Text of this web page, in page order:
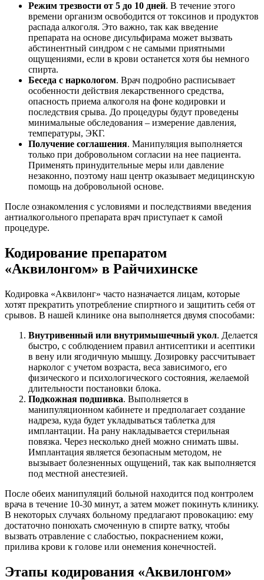
Режим трезвости от 5 до 10 дней. В течение этого
времени организм освободится от токсинов и продуктов
распада алкоголя. Это важно, так как введение
препарата на основе дисульфирама может вызвать
абстинентный синдром с не самыми приятными
ощущениями, если в крови останется хотя бы немного
спирта.
Беседа с наркологом. Врач подробно расписывает
особенности действия лекарственного средства,
опасность приема алкоголя на фоне кодировки и
последствия срыва. До процедуры будут проведены
минимальные обследования – измерение давления,
температуры, ЭКГ.
Получение соглашения. Манипуляция выполняется
только при добровольном согласии на нее пациента.
Применять принудительные меры или давление
незаконно, поэтому наш центр оказывает медицинскую
помощь на добровольной основе.
После ознакомления с условиями и последствиями введения
антиалкогольного препарата врач приступает к самой
процедуре.
Кодирование препаратом
«Аквилонгом» в Райчихинске
Кодировка «Аквилонг» часто назначается лицам, которые
хотят прекратить употребление спиртного и защитить себя от
срывов. В нашей клинике она выполняется двумя способами:
Внутривенный или внутримышечный укол. Делается
быстро, с соблюдением правил антисептики и асептики
в вену или ягодичную мышцу. Дозировку рассчитывает
нарколог с учетом возраста, веса зависимого, его
физического и психологического состояния, желаемой
длительности постановки блока.
Подкожная подшивка. Выполняется в
манипуляционном кабинете и предполагает создание
надреза, куда будет укладываться таблетка для
имплантации. На рану накладывается стерильная
повязка. Через несколько дней можно снимать швы.
Имплантация является безопасным методом, не
вызывает болезненных ощущений, так как выполняется
под местной анестезией.
После обеих манипуляций больной находится под контролем
врача в течение 10-30 минут, а затем может покинуть клинику.
В некоторых случаях больному предлагают провокацию: ему
достаточно понюхать смоченную в спирте ватку, чтобы
вызвать отравление с слабостью, покраснением кожи,
прилива крови к голове или онемения конечностей.
Этапы кодирования «Аквилонгом»